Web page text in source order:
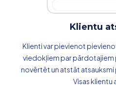
Klientu
Klienti var pievienot
viedokļiem par pārdotajiem
novērtēt un atstāt
Visas klientu